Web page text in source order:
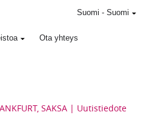
Ota yhteys
Suomi - Suomi
SAKSA Uutistiedote